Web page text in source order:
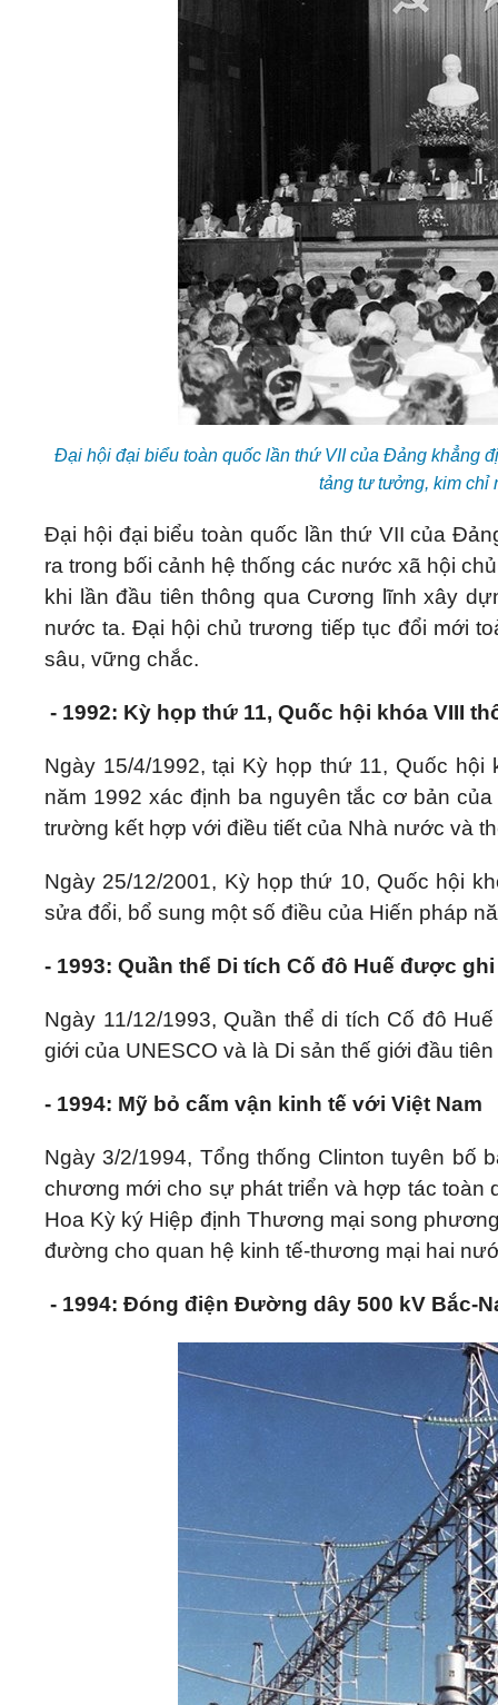
Đại hội đại biểu toàn quốc lần thứ VII của Đảng khẳng
tảng tư tưởng, kim chỉ
Đại hội đại biểu toàn quốc lần thứ VII của
ra trong bối cảnh hệ thống các nước xã hội
khi lần đầu tiên thông qua Cương lĩnh xây
nước ta. Đại hội chủ trương tiếp tục đổi mới
sâu, vững chắc.
- 1992: Kỳ họp thứ 11, Quốc hội khóa VIII
Ngày 15/4/1992, tại Kỳ họp thứ 11, Quốc
năm 1992 xác định ba nguyên tắc cơ bản
trường kết hợp với điều tiết của Nhà nước và
Ngày 25/12/2001, Kỳ họp thứ 10, Quốc hội
sửa đổi, bổ sung một số điều của Hiến pháp
- 1993: Quần thể Di tích Cố đô Huế được
Ngày 11/12/1993, Quần thể di tích Cố đô
giới của UNESCO và là Di sản thế giới đầu
- 1994: Mỹ bỏ cấm vận kinh tế với Việt Nam
Ngày 3/2/1994, Tổng thống Clinton tuyên bố
chương mới cho sự phát triển và hợp tác toàn
Hoa Kỳ ký Hiệp định Thương mại song
đường cho quan hệ kinh tế-thương mại hai
- 1994: Đóng điện Đường dây 500 kV Bắc-